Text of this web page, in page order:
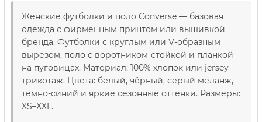
Женские футболки и поло Converse — базовая
одежда с фирменным принтом или вышивкой
бренда. Футболки с круглым или V-образным
вырезом, поло с воротником-стойкой и планкой
на пуговицах. Материал: 100% хлопок или jersey-
трикотаж. Цвета: белый, чёрный, серый меланж,
тёмно-синий и яркие сезонные оттенки. Размеры:
XS–XXL.